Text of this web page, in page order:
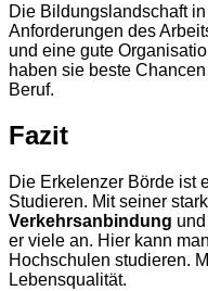
Die Bildungslandschaft
Anforderungen des
und eine gute
haben sie beste
Beruf.
Fazit
Die Erkelenzer Börde ist
Studieren. Mit seiner
Verkehrsanbindung
er viele an. Hier kann
Hochschulen studieren.
Lebensqualität.